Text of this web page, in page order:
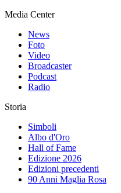
Media Center
News
Foto
Video
Broadcaster
Podcast
Radio
Storia
Simboli
Albo d'Oro
Hall of Fame
Edizione 2026
Edizioni precedenti
90 Anni Maglia Rosa